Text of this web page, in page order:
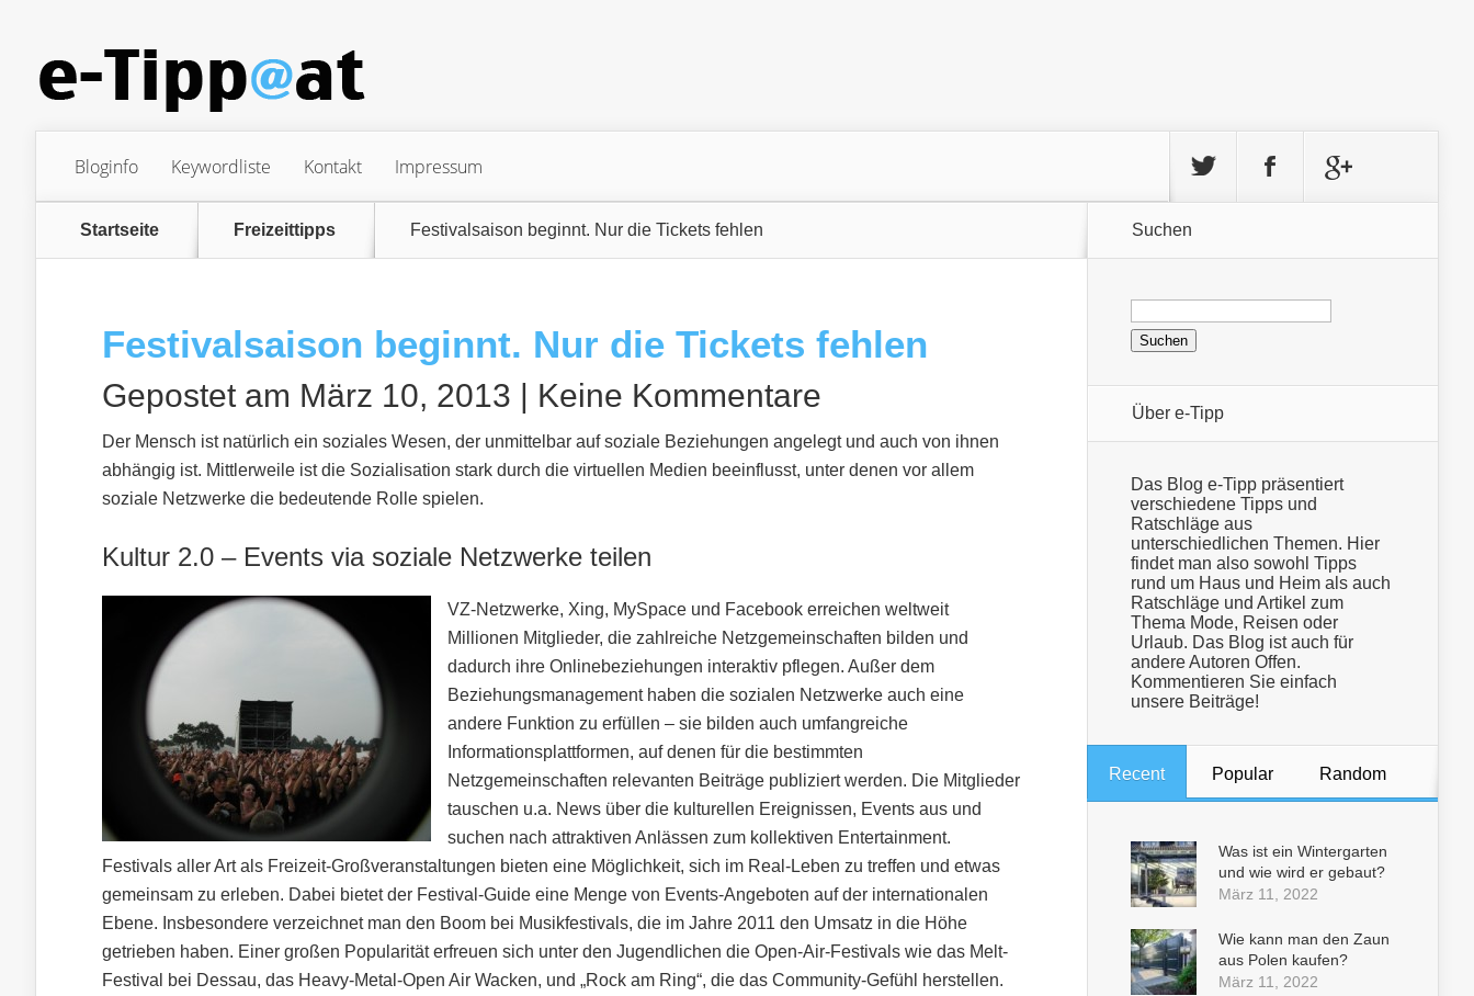
Bloginfo Keywordliste Kontakt Impressum
Startseite Freizeittipps Festivalsaison beginnt. Nur die Tickets fehlen
Festivalsaison beginnt. Nur die Tickets fehlen
Gepostet am März 10, 2013 | Keine Kommentare
Der Mensch ist natürlich ein soziales Wesen, der unmittelbar auf soziale Beziehungen angelegt und auch von ihnen
abhängig ist. Mittlerweile ist die Sozialisation stark durch die virtuellen Medien beeinflusst, unter denen vor allem
soziale Netzwerke die bedeutende Rolle spielen.
Kultur 2.0 – Events via soziale Netzwerke teilen
VZ-Netzwerke, Xing, MySpace und Facebook erreichen weltweit
Millionen Mitglieder, die zahlreiche Netzgemeinschaften bilden und
dadurch ihre Onlinebeziehungen interaktiv pflegen. Außer dem
Beziehungsmanagement haben die sozialen Netzwerke auch eine
andere Funktion zu erfüllen – sie bilden auch umfangreiche
Informationsplattformen, auf denen für die bestimmten
Netzgemeinschaften relevanten Beiträge publiziert werden. Die Mitglieder
tauschen u.a. News über die kulturellen Ereignissen, Events aus und
suchen nach attraktiven Anlässen zum kollektiven Entertainment.
Festivals aller Art als Freizeit-Großveranstaltungen bieten eine Möglichkeit, sich im Real-Leben zu treffen und etwas
gemeinsam zu erleben. Dabei bietet der Festival-Guide eine Menge von Events-Angeboten auf der internationalen
Ebene. Insbesondere verzeichnet man den Boom bei Musikfestivals, die im Jahre 2011 den Umsatz in die Höhe
getrieben haben. Einer großen Popularität erfreuen sich unter den Jugendlichen die Open-Air-Festivals wie das Melt-
Festival bei Dessau, das Heavy-Metal-Open Air Wacken, und „Rock am Ring“, die das Community-Gefühl herstellen.
Suchen
Suchen
Über e-Tipp
Das Blog e-Tipp präsentiert
verschiedene Tipps und
Ratschläge aus
unterschiedlichen Themen. Hier
findet man also sowohl Tipps
rund um Haus und Heim als auch
Ratschläge und Artikel zum
Thema Mode, Reisen oder
Urlaub. Das Blog ist auch für
andere Autoren Offen.
Kommentieren Sie einfach
unsere Beiträge!
Recent Popular Random
Was ist ein Wintergarten
und wie wird er gebaut?
März 11, 2022
Wie kann man den Zaun
aus Polen kaufen?
März 11, 2022